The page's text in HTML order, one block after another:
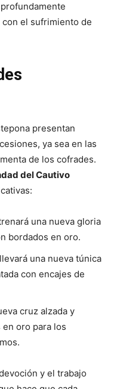
el sufrimiento de
presentan
ya sea en las
de los cofrades.
del Cautivo
una nueva gloria
bordados en oro.
llevará una nueva túnica
con encajes de
cruz alzada y
oro para los
y el trabajo